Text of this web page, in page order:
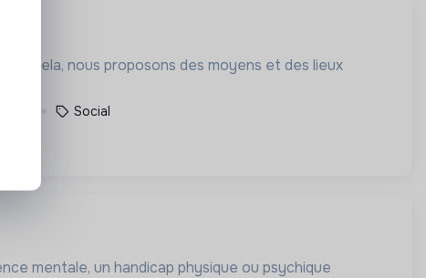
cela, nous proposons des moyens et des lieux
Social
mentale, un handicap physique ou psychique